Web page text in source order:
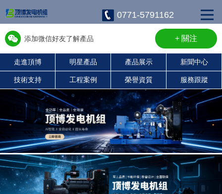
0771-5791162
添加微信好友了解產品
w13667715899
+ 關注
走進頂博 明星產品 產品展示 新聞中心
技術支持 工程案例 榮譽資質 服務跟蹤
靜音發電機組
濰柴發電機組
珀金斯發電機組
沃爾沃發電機組
康明斯柴油發電機組
上柴發電機組
玉柴發電機組